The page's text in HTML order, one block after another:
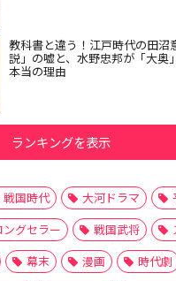
教科書と違う！江戸時代の田沼
説」の嘘と、水野忠邦が「大奥
本当の理由
ランキングを表示
戦国時代 大河ドラマ
ングセラー 戦国武将
幕末 漫画 時代劇